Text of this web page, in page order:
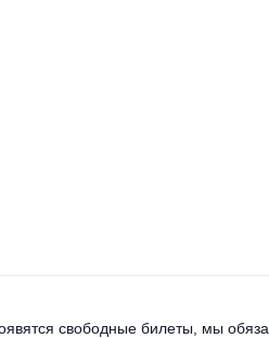
свободные билеты, мы